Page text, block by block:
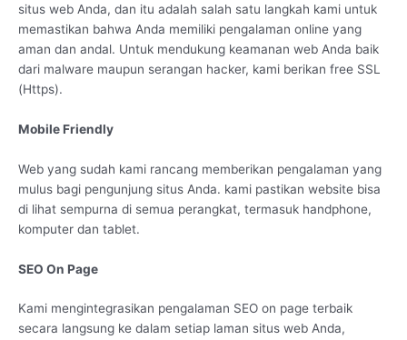
situs web Anda, dan itu adalah salah satu langkah kami untuk
memastikan bahwa Anda memiliki pengalaman online yang
aman dan andal. Untuk mendukung keamanan web Anda baik
dari malware maupun serangan hacker, kami berikan free SSL
(Https).
Mobile Friendly
Web yang sudah kami rancang memberikan pengalaman yang
mulus bagi pengunjung situs Anda. kami pastikan website bisa
di lihat sempurna di semua perangkat, termasuk handphone,
komputer dan tablet.
SEO On Page
Kami mengintegrasikan pengalaman SEO on page terbaik
secara langsung ke dalam setiap laman situs web Anda,